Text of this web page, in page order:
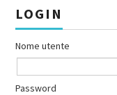
LOGIN
Nome utente
Password